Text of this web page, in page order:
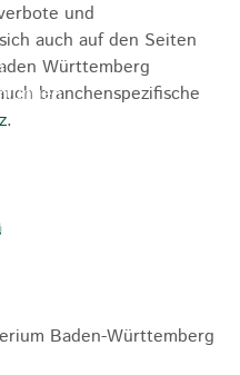
Vetter
und
auch auf den Seiten
Württemberg
branchenspezifische
.
Baden-Württemberg